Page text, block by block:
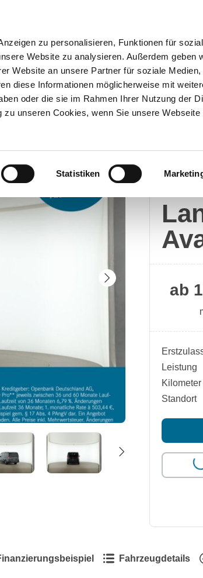
zu personalisieren, Funktionen für
Website zu analysieren. Außerdem geben
Website an unsere Partner für soziale Medien,
diese Informationen möglicherweise mit
oder die sie im Rahmen Ihrer Nutzung der
unseren Cookies, wenn Sie unsere Webseite
Statistiken
Onlineshop
V
ab
Leistung
Kilometer
Standort
Fahrzeugdetails